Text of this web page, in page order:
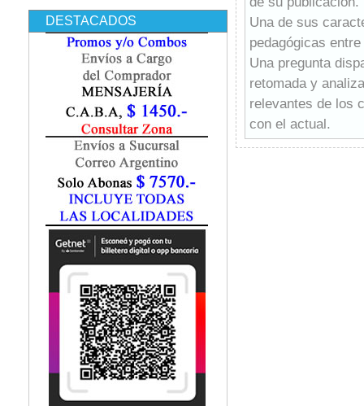
Enfermería
Epidemiología
Farmacia / Farmacología
Fisiatría / Kinesiología
Fisiología / Fisiopatología
Fonoaudiología
Gastroenterología
Geriatría
Ginecología / Obstetricia
Hematología
Histología
Homeopatía
Infectología
Inmunología
Instrumentación Quirurgica
Medicina del Deporte / Rehabilitación
Medicina Emergencias / Urgencias
Medicina Forense / Legal
Medicina General
DESTACADOS
Una de sus
pedagógicas
Una pregunta
retomada y
relevantes de los
con el actual.
Numerosos